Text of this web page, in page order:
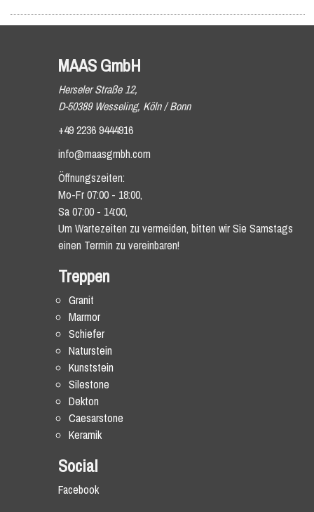
MAAS GmbH
Herseler Straße 12,
D-50389 Wesseling, Köln / Bonn
+49 2236 9444916
info@maasgmbh.com
Öffnungszeiten:
Mo-Fr 07:00 - 18:00,
Sa 07:00 - 14:00,
Um Wartezeiten zu vermeiden, bitten wir Sie Samstags
einen Termin zu vereinbaren!
Treppen
Granit
Marmor
Schiefer
Naturstein
Kunststein
Silestone
Dekton
Caesarstone
Keramik
Social
Facebook